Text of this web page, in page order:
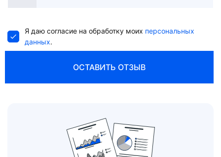
Я даю согласие на обработку моих персональных
данных.
ОСТАВИТЬ ОТЗЫВ